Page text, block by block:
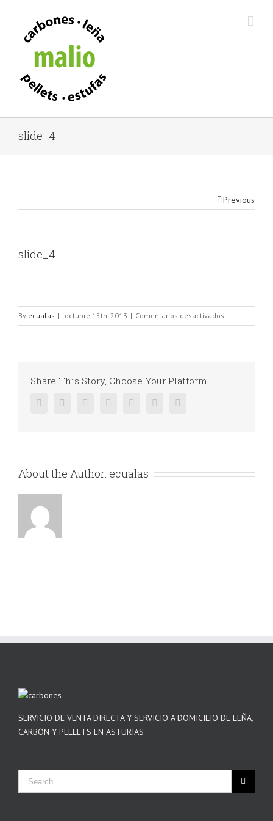
slide_4
Previous
slide_4
By ecualas | octubre 15th, 2013 | Comentarios desactivados
slide_4
Share This Story, Choose Your Platform!
FacebookTwitter LinkedinReddit Google+Pinterest
About the Author: ecualas
SERVICIO DE VENTA DIRECTA Y SERVICIO A DOMICILIO DE LEÑA,
CARBÓN Y PELLETS EN ASTURIAS